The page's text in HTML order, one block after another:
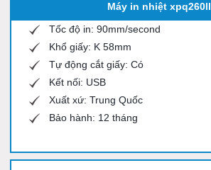
Máy in nhiệt xpq260ll
Tốc độ in: 90mm/second
Khổ giấy: K 58mm
Tự động cắt giấy: Có
Kết nối: USB
Xuất xứ: Trung Quốc
Bảo hành: 12 tháng